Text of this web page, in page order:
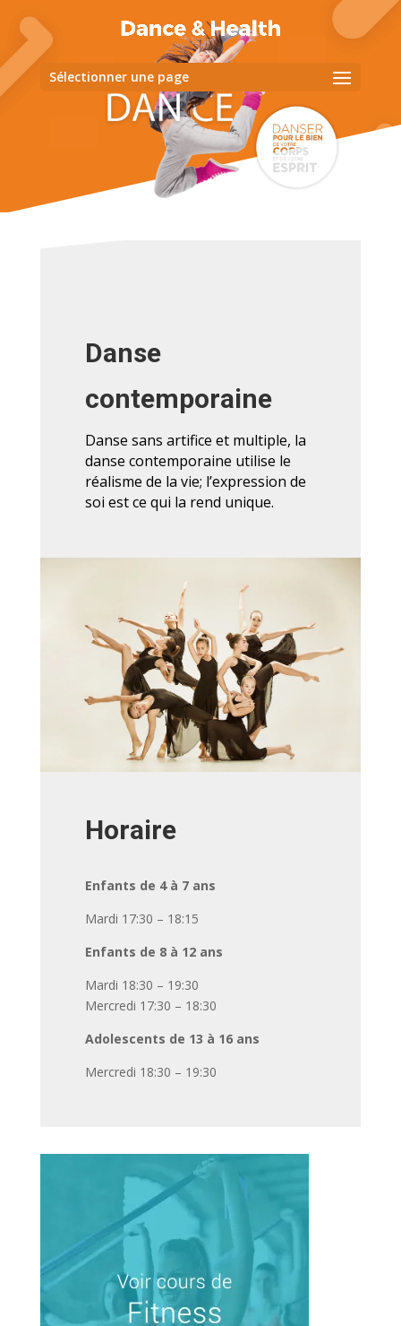
Sélectionner une page
Danse
contemporaine
Danse sans artifice et multiple, la
danse contemporaine utilise le
réalisme de la vie; l’expression de
soi est ce qui la rend unique.
Horaire
Enfants de 4 à 7 ans
Mardi 17:30 – 18:15
Enfants de 8 à 12 ans
Mardi 18:30 – 19:30
Mercredi 17:30 – 18:30
Adolescents de 13 à 16 ans
Mercredi 18:30 – 19:30